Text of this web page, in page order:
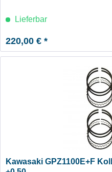
Lieferbar
220,00 € *
Kawasaki GPZ1100E+F